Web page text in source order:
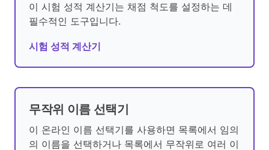
이 시험 성적 계산기는 채점 척도를 설정하는 데
필수적인 도구입니다.
시험 성적 계산기
무작위 이름 선택기
이 온라인 이름 선택기를 사용하면 목록에서 임의
의 이름을 선택하거나 목록에서 무작위로 여러 이